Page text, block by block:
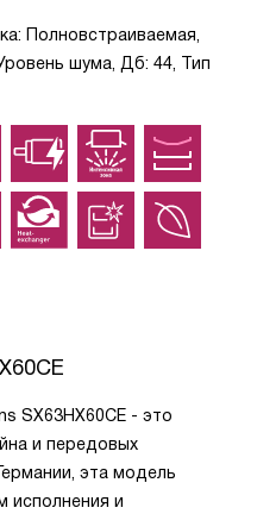
Полновстраиваемая,
шума, Дб: 44, Тип
SX63HX60CE - это
и передовых
эта модель
исполнения и